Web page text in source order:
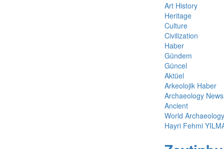
Art History
Heritage
Culture
Civilization
Haber
Gündem
Güncel
Aktüel
Arkeolojik Haber
Archaeology News
Ancient
World Archaeology
Hayri Fehmi